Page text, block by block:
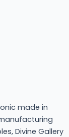
made in
Divine Gallery